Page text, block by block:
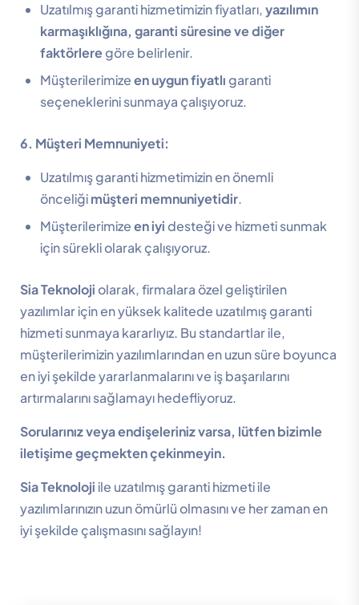
Uzatılmış garanti hizmetimizin fiyatları,yazılımın
karmaşıklığına, garanti süresine ve diğer
faktörleregöre belirlenir.
Müşterilerimizeen uygun fiyatlıgaranti
seçeneklerini sunmaya çalışıyoruz.
6. Müşteri Memnuniyeti:
Uzatılmış garanti hizmetimizin en önemli
önceliğimüşteri memnuniyetidir.
Müşterilerimizeen iyidesteği ve hizmeti sunmak
için sürekli olarak çalışıyoruz.
Sia Teknolojiolarak, firmalara özel geliştirilen
yazılımlar için en yüksek kalitede uzatılmış garanti
hizmeti sunmaya kararlıyız. Bu standartlar ile,
müşterilerimizin yazılımlarından en uzun süre boyunca
en iyi şekilde yararlanmalarını ve iş başarılarını
artırmalarını sağlamayı hedefliyoruz.
Sorularınız veya endişeleriniz varsa, lütfen bizimle
iletişime geçmekten çekinmeyin.
Sia Teknolojiile uzatılmış garanti hizmeti ile
yazılımlarınızın uzun ömürlü olmasını ve her zaman en
iyi şekilde çalışmasını sağlayın!